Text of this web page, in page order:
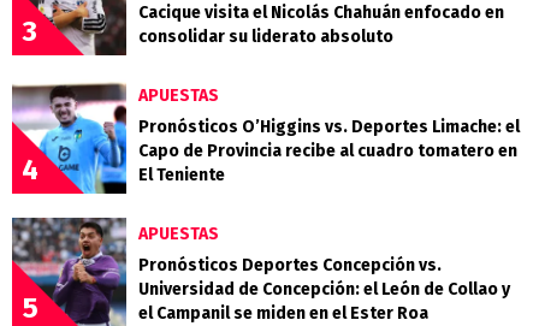
3
Cacique visita el Nicolás Chahuán enfocado en
consolidar su liderato absoluto
4
APUESTAS
Pronósticos O’Higgins vs. Deportes Limache: el
Capo de Provincia recibe al cuadro tomatero en
El Teniente
5
APUESTAS
Pronósticos Deportes Concepción vs.
Universidad de Concepción: el León de Collao y
el Campanil se miden en el Ester Roa